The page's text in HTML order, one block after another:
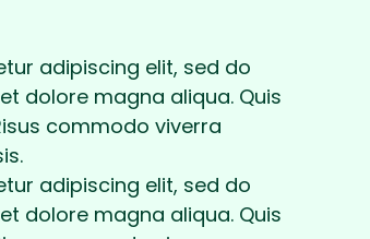
adipiscing elit, sed do
dolore magna aliqua. Quis
commodo viverra
adipiscing elit, sed do
dolore magna aliqua. Quis